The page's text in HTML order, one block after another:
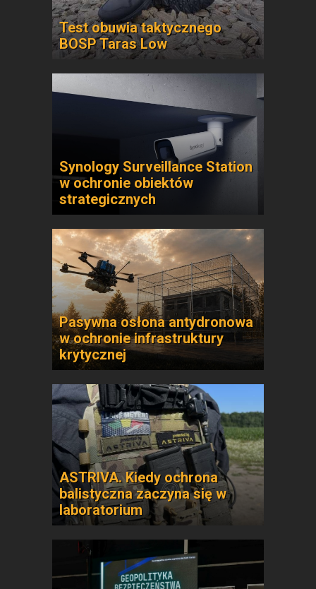
Test obuwia taktycznego
BOSP Taras Low
Synology Surveillance Station
w ochronie obiektów
strategicznych
Pasywna osłona antydronowa
w ochronie infrastruktury
krytycznej
ASTRIVA. Kiedy ochrona
balistyczna zaczyna się w
laboratorium